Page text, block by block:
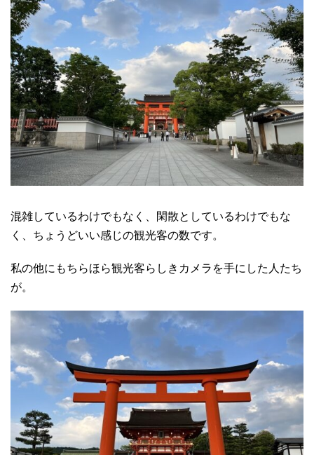
混雑しているわけでもなく、閑散としているわけでもな
く、ちょうどいい感じの観光客の数です。
私の他にもちらほら観光客らしきカメラを手にした人たち
が。